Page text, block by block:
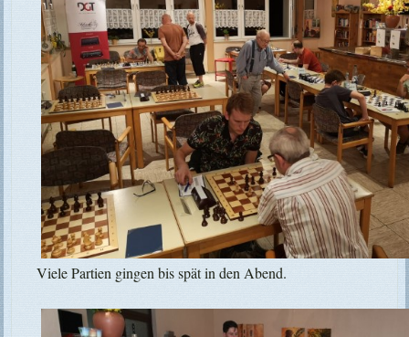
Viele Partien gingen bis spät in den Abend.